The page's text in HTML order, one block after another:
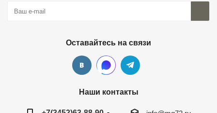
Оставайтесь на связи
Наши контакты